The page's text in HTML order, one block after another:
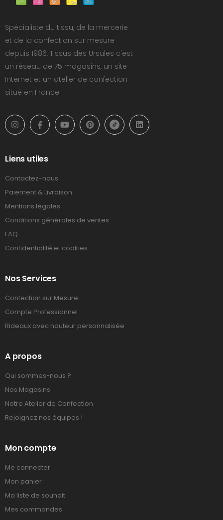
Spécialiste du tissu, de la mercerie
et de la confection sur mesure
depuis 1986, Tissus des Ursules c'est
un réseau de 75 magasins, un site
Internet et un atelier de confection
situé en France.
Liens utiles
Contactez-nous
Paiement & Livraison
Mentions légales
Conditions générales de ventes
FAQ
Confidentialité et cookies
Nos Services
Confection sur Mesure
Compte Professionnel
Rideaux avec hauteur personnalisée
A propos
Qui sommes-nous ?
Nos Magasins
Notre Atelier de Confection
Rejoignez nos équipes !
Mon compte
Me connecter
Mon panier
Ma liste de souhait
Mes commandes